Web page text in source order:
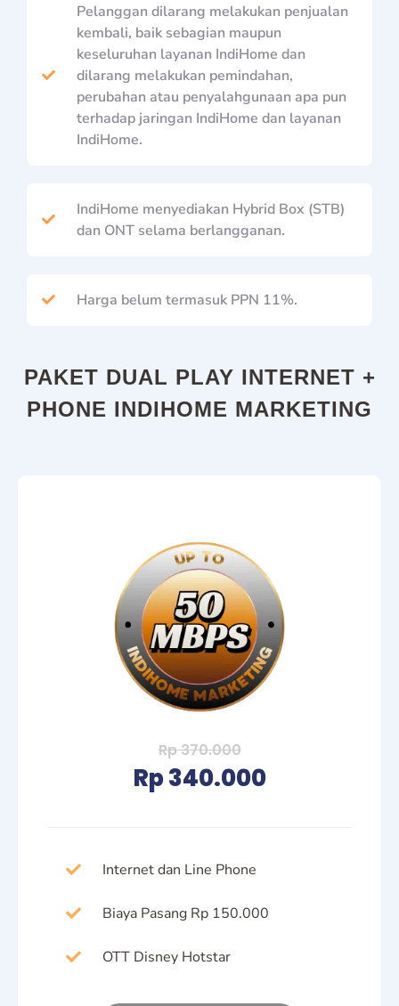
Pelanggan dilarang melakukan penjualan
kembali, baik sebagian maupun
keseluruhan layanan IndiHome dan
dilarang melakukan pemindahan,
perubahan atau penyalahgunaan apa pun
terhadap jaringan IndiHome dan layanan
IndiHome.
IndiHome menyediakan Hybrid Box (STB)
dan ONT selama berlangganan.
Harga belum termasuk PPN 11%.
PAKET DUAL PLAY INTERNET +
PHONE INDIHOME MARKETING
Rp 370.000
Rp 340.000
Internet dan Line Phone
Biaya Pasang Rp 150.000
OTT Disney Hotstar